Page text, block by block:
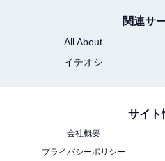
関連サ
All About
イチオシ
サイト
会社概要
プライバシーポリシー